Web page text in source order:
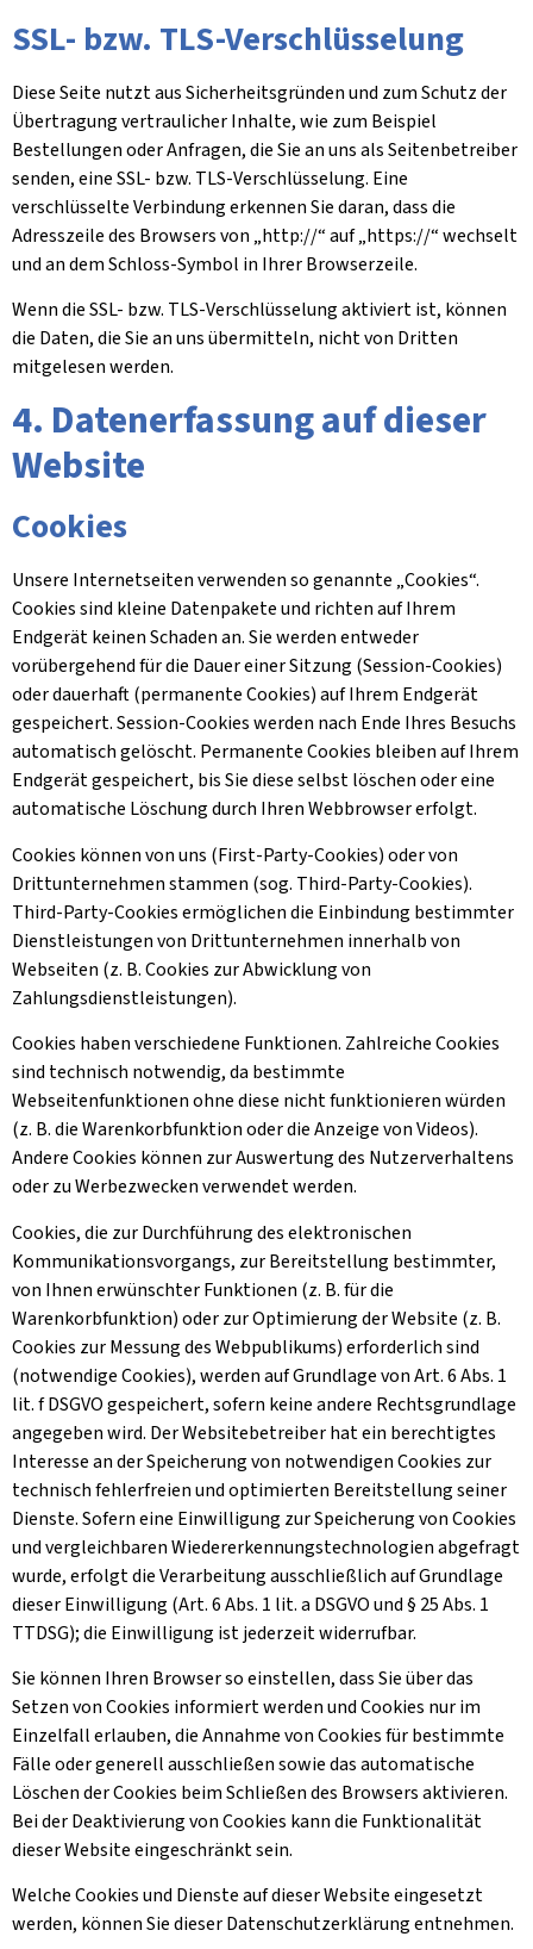
SSL- bzw. TLS-Verschlüsselung
Diese Seite nutzt aus Sicherheitsgründen und zum Schutz der
Übertragung vertraulicher Inhalte, wie zum Beispiel
Bestellungen oder Anfragen, die Sie an uns als Seitenbetreiber
senden, eine SSL- bzw. TLS-Verschlüsselung. Eine
verschlüsselte Verbindung erkennen Sie daran, dass die
Adresszeile des Browsers von „http://“ auf „https://“ wechselt
und an dem Schloss-Symbol in Ihrer Browserzeile.
Wenn die SSL- bzw. TLS-Verschlüsselung aktiviert ist, können
die Daten, die Sie an uns übermitteln, nicht von Dritten
mitgelesen werden.
4. Datenerfassung auf dieser
Website
Cookies
Unsere Internetseiten verwenden so genannte „Cookies“.
Cookies sind kleine Datenpakete und richten auf Ihrem
Endgerät keinen Schaden an. Sie werden entweder
vorübergehend für die Dauer einer Sitzung (Session-Cookies)
oder dauerhaft (permanente Cookies) auf Ihrem Endgerät
gespeichert. Session-Cookies werden nach Ende Ihres Besuchs
automatisch gelöscht. Permanente Cookies bleiben auf Ihrem
Endgerät gespeichert, bis Sie diese selbst löschen oder eine
automatische Löschung durch Ihren Webbrowser erfolgt.
Cookies können von uns (First-Party-Cookies) oder von
Drittunternehmen stammen (sog. Third-Party-Cookies).
Third-Party-Cookies ermöglichen die Einbindung bestimmter
Dienstleistungen von Drittunternehmen innerhalb von
Webseiten (z. B. Cookies zur Abwicklung von
Zahlungsdienstleistungen).
Cookies haben verschiedene Funktionen. Zahlreiche Cookies
sind technisch notwendig, da bestimmte
Webseitenfunktionen ohne diese nicht funktionieren würden
(z. B. die Warenkorbfunktion oder die Anzeige von Videos).
Andere Cookies können zur Auswertung des Nutzerverhaltens
oder zu Werbezwecken verwendet werden.
Cookies, die zur Durchführung des elektronischen
Kommunikationsvorgangs, zur Bereitstellung bestimmter,
von Ihnen erwünschter Funktionen (z. B. für die
Warenkorbfunktion) oder zur Optimierung der Website (z. B.
Cookies zur Messung des Webpublikums) erforderlich sind
(notwendige Cookies), werden auf Grundlage von Art. 6 Abs. 1
lit. f DSGVO gespeichert, sofern keine andere Rechtsgrundlage
angegeben wird. Der Websitebetreiber hat ein berechtigtes
Interesse an der Speicherung von notwendigen Cookies zur
technisch fehlerfreien und optimierten Bereitstellung seiner
Dienste. Sofern eine Einwilligung zur Speicherung von Cookies
und vergleichbaren Wiedererkennungstechnologien abgefragt
wurde, erfolgt die Verarbeitung ausschließlich auf Grundlage
dieser Einwilligung (Art. 6 Abs. 1 lit. a DSGVO und § 25 Abs. 1
TTDSG); die Einwilligung ist jederzeit widerrufbar.
Sie können Ihren Browser so einstellen, dass Sie über das
Setzen von Cookies informiert werden und Cookies nur im
Einzelfall erlauben, die Annahme von Cookies für bestimmte
Fälle oder generell ausschließen sowie das automatische
Löschen der Cookies beim Schließen des Browsers aktivieren.
Bei der Deaktivierung von Cookies kann die Funktionalität
dieser Website eingeschränkt sein.
Welche Cookies und Dienste auf dieser Website eingesetzt
werden, können Sie dieser Datenschutzerklärung entnehmen.